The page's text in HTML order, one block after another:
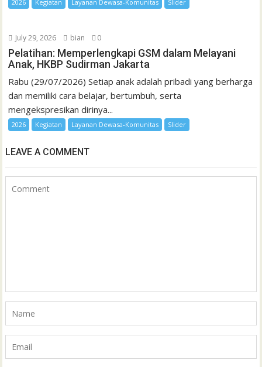
2026 Kegiatan Layanan Dewasa-Komunitas Slider
July 29, 2026 bian 0
Pelatihan: Memperlengkapi GSM dalam Melayani
Anak, HKBP Sudirman Jakarta
Rabu (29/07/2026) Setiap anak adalah pribadi yang berharga
dan memiliki cara belajar, bertumbuh, serta
mengekspresikan dirinya...
2026 Kegiatan Layanan Dewasa-Komunitas Slider
LEAVE A COMMENT